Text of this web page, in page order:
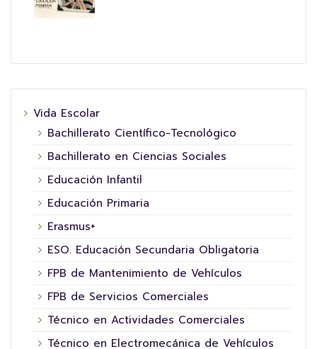
Vida Escolar
Bachillerato Científico-Tecnológico
Bachillerato en Ciencias Sociales
Educación Infantil
Educación Primaria
Erasmus+
ESO. Educación Secundaria Obligatoria
FPB de Mantenimiento de Vehículos
FPB de Servicios Comerciales
Técnico en Actividades Comerciales
Técnico en Electromecánica de Vehículos